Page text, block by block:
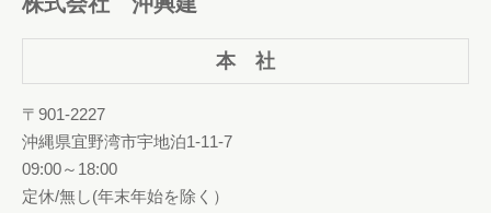
本 社
〒901-2227
沖縄県宜野湾市宇地泊1-11-7
09:00～18:00
定休/無し(年末年始を除く）